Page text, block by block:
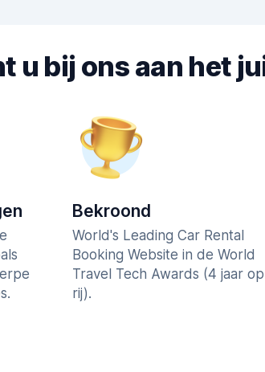
u bij ons aan het
Bekroond
World's Leading Car Rental
Booking Website in de World
Travel Tech Awards (4 jaar op
rij).